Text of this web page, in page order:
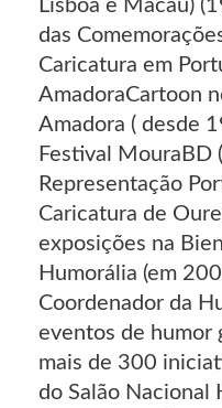
Lisboa e Macau)
das
Caricatura em
AmadoraCartoon
Amadora ( desde
Festival MouraBD
Representação
Caricatura de
exposições na
Humorália (em
Coordenador da
eventos de humor
mais de 300
do Salão Nacional